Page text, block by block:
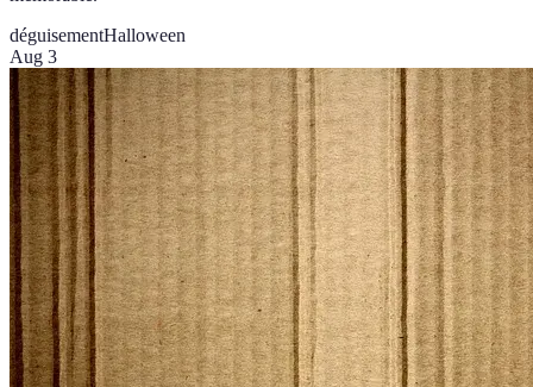
déguisementHalloween
Aug 3